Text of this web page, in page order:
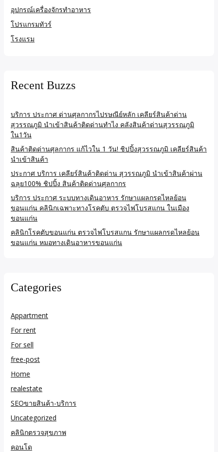
อุปกรณ์เครื่องจักรทำอาหาร
โปรแกรมทัวร์
โรงแรม
Recent Buzzs
บริการ ประกาศ ด่านศุลกากรไปรษณีย์หลัก เคลียร์สินค้าด่าน
สุวรรณภูมิ นำเข้าสินค้าติดด่านทำไง คลังสินค้าด่านสุวรรณภูมิ
ใน1วัน
สินค้าติดด่านศุลกากร แก้ไวใน 1 วัน! ชิปปิ้งสุวรรณภูมิ เคลียร์สินค้า
นำเข้าสินค้า
ประกาศ บริการ เคลียร์สินค้าติดด่าน สุวรรณภูมิ นำเข้าสินค้าผ่าน
ฉลุย100% ชิปปิ้ง สินค้าติดด่านศุลกากร
บริการ ประกาศ ระบบทางเดินอาหาร รักษาแผลกรดไหลย้อน
ขอนแก่น คลินิกเฉพาะทางโรคตับ ตรวจไฟโบรสแกน ในเมือง
ขอนแก่น
คลินิกโรคตับขอนแก่น ตรวจไฟโบรสแกน รักษาแผลกรดไหลย้อน
ขอนแก่น หมอทางเดินอาหารขอนแก่น
Categories
Appartment
For rent
For sell
free-post
Home
realestate
SEOขายสินค้า-บริการ
Uncategorized
คลินิกตรวจสุขภาพ
คอนโด